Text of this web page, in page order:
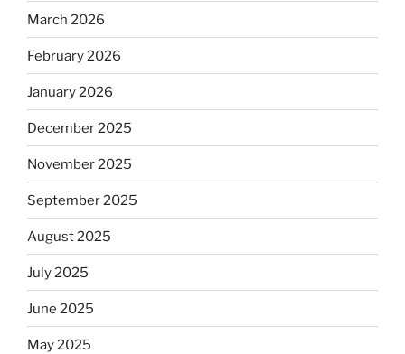
March 2026
February 2026
January 2026
December 2025
November 2025
September 2025
August 2025
July 2025
June 2025
May 2025